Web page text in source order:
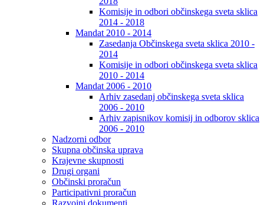
Komisije in odbori občinskega sveta sklica
2014 - 2018
Mandat 2010 - 2014
Zasedanja Občinskega sveta sklica 2010 -
2014
Komisije in odbori občinskega sveta sklica
2010 - 2014
Mandat 2006 - 2010
Arhiv zasedanj občinskega sveta sklica
2006 - 2010
Arhiv zapisnikov komisij in odborov sklica
2006 - 2010
Nadzorni odbor
Skupna občinska uprava
Krajevne skupnosti
Drugi organi
Občinski proračun
Participativni proračun
Razvojni dokumenti